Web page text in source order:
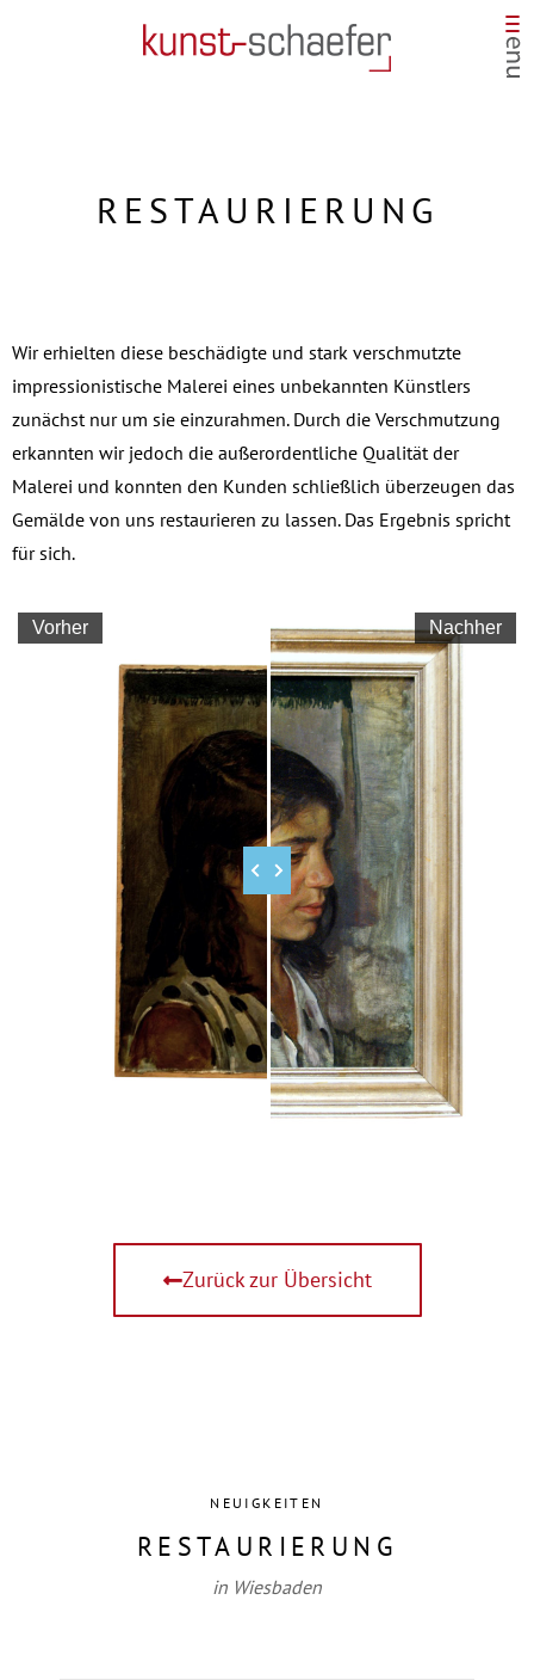
RESTAURIERUNG
Wir erhielten diese beschädigte und stark verschmutzte
impressionistische Malerei eines unbekannten Künstlers
zunächst nur um sie einzurahmen. Durch die Verschmutzung
erkannten wir jedoch die außerordentliche Qualität der
Malerei und konnten den Kunden schließlich überzeugen das
Gemälde von uns restaurieren zu lassen. Das Ergebnis spricht
für sich.
Vorher Nachher
Zurück zur Übersicht
NEUIGKEITEN
RESTAURIERUNG
in Wiesbaden